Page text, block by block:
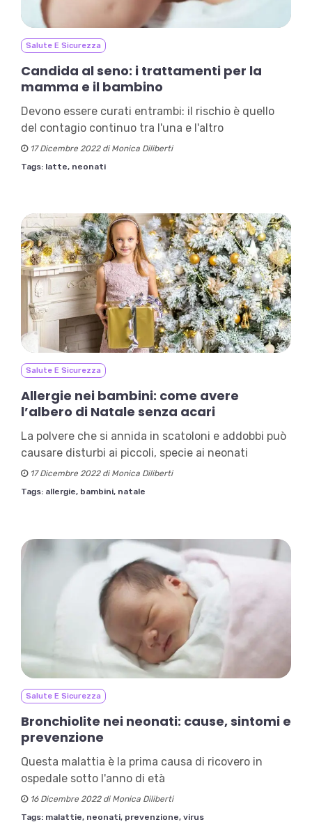
Salute E Sicurezza
Candida al seno: i trattamenti per la
mamma e il bambino
Devono essere curati entrambi: il rischio è quello
del contagio continuo tra l'una e l'altro
17 Dicembre 2022 di Monica Diliberti
Tags: latte, neonati
Salute E Sicurezza
Allergie nei bambini: come avere
l’albero di Natale senza acari
La polvere che si annida in scatoloni e addobbi può
causare disturbi ai piccoli, specie ai neonati
17 Dicembre 2022 di Monica Diliberti
Tags: allergie, bambini, natale
Salute E Sicurezza
Bronchiolite nei neonati: cause, sintomi e
prevenzione
Questa malattia è la prima causa di ricovero in
ospedale sotto l'anno di età
16 Dicembre 2022 di Monica Diliberti
Tags: malattie, neonati, prevenzione, virus